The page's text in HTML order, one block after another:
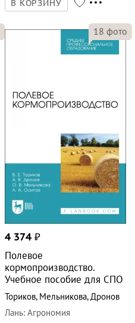
В КОРЗИНУ
18 фото
4 374 ₽
Полевое
кормопроизводство.
Учебное пособие для СПО
Ториков, Мельникова, Дронов
Лань: Агрономия